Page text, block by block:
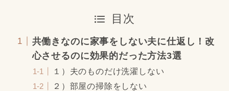
目次
共働きなのに家事をしない夫に仕返し！改
心させるのに効果的だった方法3選
１）夫のものだけ洗濯しない
２）部屋の掃除をしない